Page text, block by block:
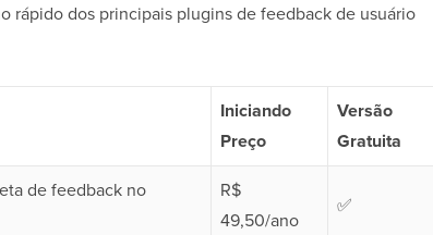
rápido dos principais plugins de feedback de usuário
Iniciando
Preço
Versão
Gratuita
de feedback no
R$
49,50/ano
✅